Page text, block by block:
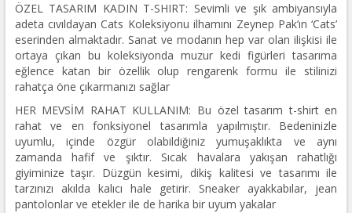
ÖZEL TASARIM KADIN T-SHIRT: Sevimli ve şık ambiyansıyla
adeta cıvıldayan Cats Koleksiyonu ilhamını Zeynep Pak’ın ‘Cats’
eserinden almaktadır. Sanat ve modanın hep var olan ilişkisi ile
ortaya çıkan bu koleksiyonda muzur kedi figürleri tasarıma
eğlence katan bir özellik olup rengarenk formu ile stilinizi
rahatça öne çıkarmanızı sağlar
HER MEVSİM RAHAT KULLANIM: Bu özel tasarım t-shirt en
rahat ve en fonksiyonel tasarımla yapılmıştır. Bedeninizle
uyumlu, içinde özgür olabildiğiniz yumuşaklıkta ve aynı
zamanda hafif ve şıktır. Sıcak havalara yakışan rahatlığı
giyiminize taşır. Düzgün kesimi, dikiş kalitesi ve tasarımı ile
tarzınızı akılda kalıcı hale getirir. Sneaker ayakkabılar, jean
pantolonlar ve etekler ile de harika bir uyum yakalar